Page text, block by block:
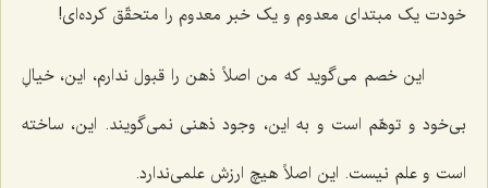
خودت یک مبتدای معدوم و یک خبر معدوم را متحقّق کرده‌ای!
این خصم می‌گوید که من اصلاً ذهن را قبول ندارم، این، خیالِ
بی‌خود و توهّم است و به این، وجود ذهنی نمی‌گویند. این، ساخته
است و علم نیست. این اصلاً هیچ ارزش علمی‌ندارد.